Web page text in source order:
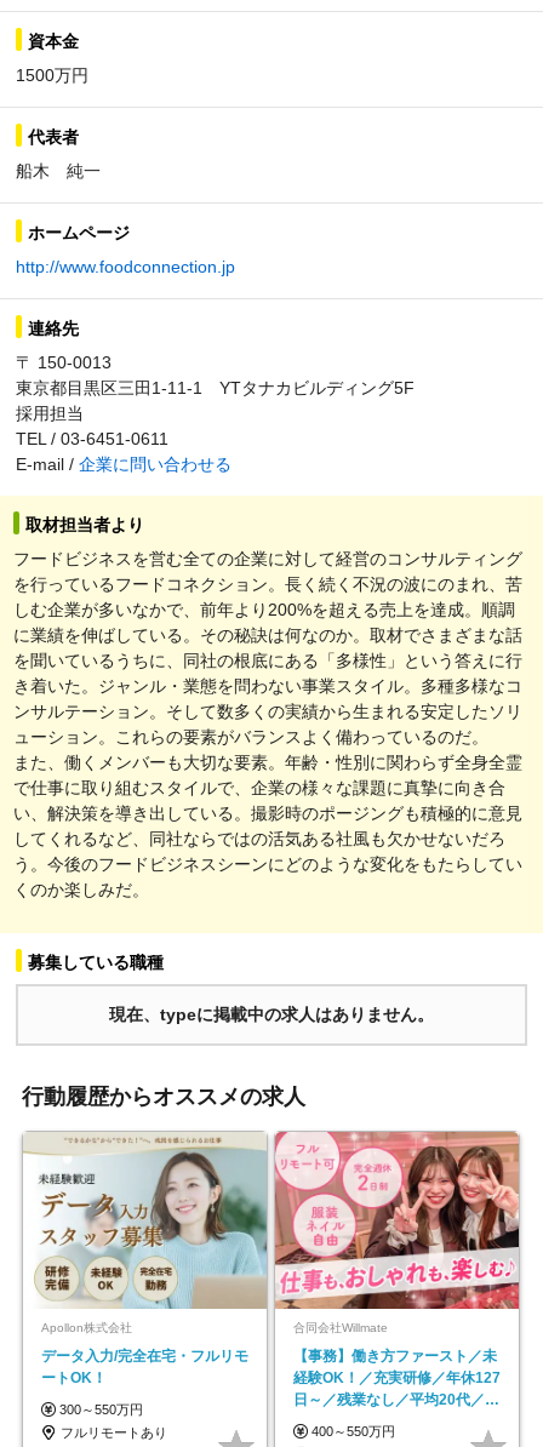
資本金
1500万円
代表者
船木 純一
ホームページ
http://www.foodconnection.jp
連絡先
〒 150-0013
東京都目黒区三田1-11-1 YTタナカビルディング5F
採用担当
TEL / 03-6451-0611
E-mail / 企業に問い合わせる
取材担当者より
フードビジネスを営む全ての企業に対して経営のコンサルティング
を行っているフードコネクション。長く続く不況の波にのまれ、苦
しむ企業が多いなかで、前年より200%を超える売上を達成。順調
に業績を伸ばしている。その秘訣は何なのか。取材でさまざまな話
を聞いているうちに、同社の根底にある「多様性」という答えに行
き着いた。ジャンル・業態を問わない事業スタイル。多種多様なコ
ンサルテーション。そして数多くの実績から生まれる安定したソリ
ューション。これらの要素がバランスよく備わっているのだ。
また、働くメンバーも大切な要素。年齢・性別に関わらず全身全霊
で仕事に取り組むスタイルで、企業の様々な課題に真摯に向き合
い、解決策を導き出している。撮影時のポージングも積極的に意見
してくれるなど、同社ならではの活気ある社風も欠かせないだろ
う。今後のフードビジネスシーンにどのような変化をもたらしてい
くのか楽しみだ。
募集している職種
現在、typeに掲載中の求人はありません。
行動履歴からオススメの求人
Apollon株式会社
データ入力/完全在宅・フルリモ
ートOK！
300～550万円
フルリモートあり
合同会社Willmate
【事務】働き方ファースト／未
経験OK！／充実研修／年休127
日～／残業なし／平均20代／リ
モートOK
400～550万円